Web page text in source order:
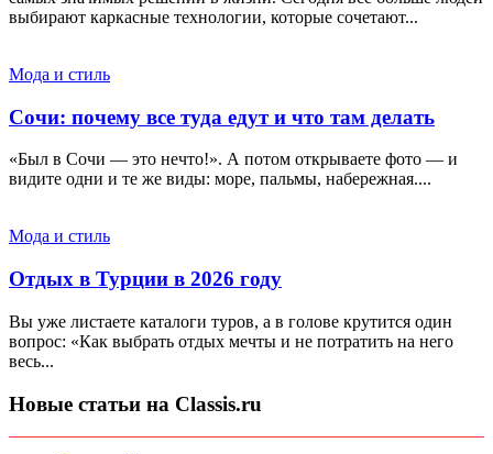
выбирают каркасные технологии, которые сочетают...
Мода и стиль
Сочи: почему все туда едут и что там делать
«Был в Сочи — это нечто!». А потом открываете фото — и
видите одни и те же виды: море, пальмы, набережная....
Мода и стиль
Отдых в Турции в 2026 году
Вы уже листаете каталоги туров, а в голове крутится один
вопрос: «Как выбрать отдых мечты и не потратить на него
весь...
Новые статьи на Classis.ru